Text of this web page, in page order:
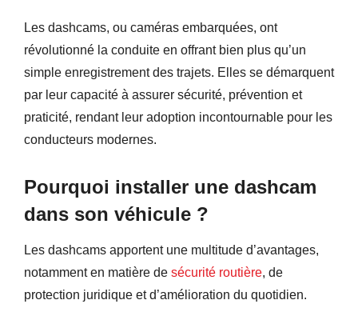
Les dashcams, ou caméras embarquées, ont
révolutionné la conduite en offrant bien plus qu’un
simple enregistrement des trajets. Elles se démarquent
par leur capacité à assurer sécurité, prévention et
praticité, rendant leur adoption incontournable pour les
conducteurs modernes.
Pourquoi installer une dashcam
dans son véhicule ?
Les dashcams apportent une multitude d’avantages,
notamment en matière de sécurité routière, de
protection juridique et d’amélioration du quotidien.